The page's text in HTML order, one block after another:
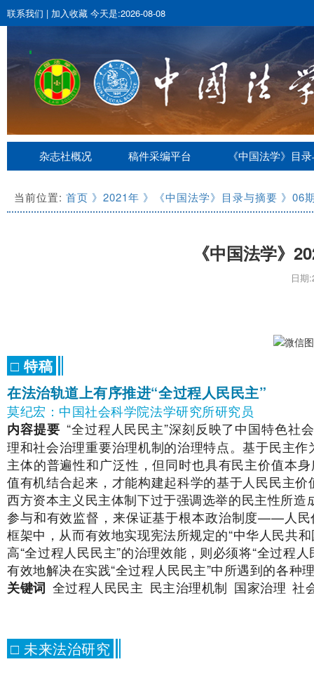
联系我们 | 加入收藏 今天是:2026-08-08
杂志社概况 稿件采编平台 《中国法学》目
当前位置: 首页 》2021年 》《中国法学》目录与摘要 》06
《中国法学》
日期
□ 特稿
在法治轨道上有序推进“全过程人民民主”
莫纪宏：中国社会科学院法学研究所研究员
内容提要 “全过程人民民主”深刻反映了中国特色社
理和社会治理重要治理机制的治理特点。基于民主
主体的普遍性和广泛性，但同时也具有民主价值本
值有机结合起来，才能构建起科学的基于人民民主
西方资本主义民主体制下过于强调选举的民主性所
参与和有效监督，来保证基于根本政治制度——人
框架中，从而有效地实现宪法所规定的“中华人民共
高“全过程人民民主”的治理效能，则必须将“全过程
有效地解决在实践“全过程人民民主”中所遇到的各种
关键词 全过程人民民主 民主治理机制 国家治理 社
□ 未来法治研究